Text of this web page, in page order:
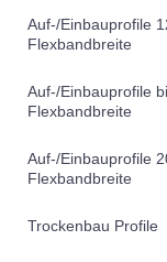
Auf-/Einbauprofile
Flexbandbreite
Auf-/Einbauprofile
Flexbandbreite
Auf-/Einbauprofile
Flexbandbreite
Trockenbau Profile